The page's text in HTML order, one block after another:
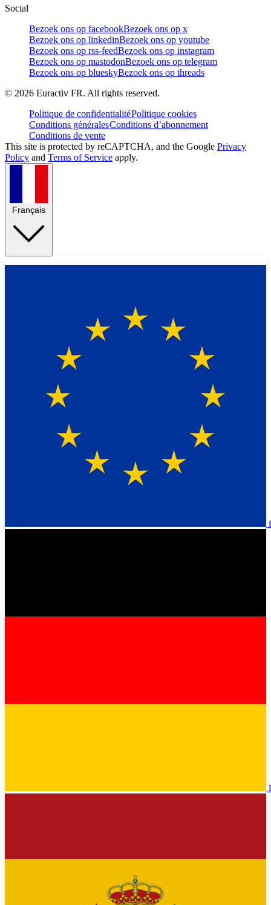
Social
Bezoek ons op facebookBezoek ons op x
Bezoek ons op linkedinBezoek ons op youtube
Bezoek ons op rss-feedBezoek ons op instagram
Bezoek ons op mastodonBezoek ons op telegram
Bezoek ons op blueskyBezoek ons op threads
© 2026 Euractiv FR. All rights reserved.
Politique de confidentialitéPolitique cookies
Conditions généralesConditions d’abonnement
Conditions de vente
This site is protected by reCAPTCHA, and the Google Privacy
Policy and Terms of Service apply.
Français